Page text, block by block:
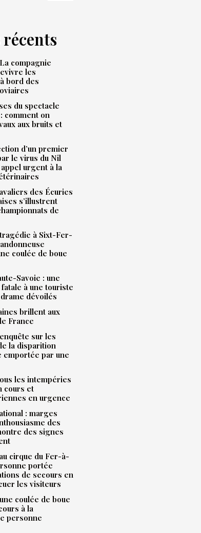
compagnie
les
bord des
du spectacle
comment on
aux bruits et
d’un premier
le virus du Nil
urgent à la
des Écuries
s’illustrent
de
à Sixt-Fer-
coulée de boue
Savoie : une
à une touriste
dévoilés
brillent aux
France
sur les
la disparition
emportée par une
les intempéries
cours et
en urgence
: marges
des
des signes
cirque du Fer-à-
portée
de secours en
les visiteurs
coulée de boue
à la
personne